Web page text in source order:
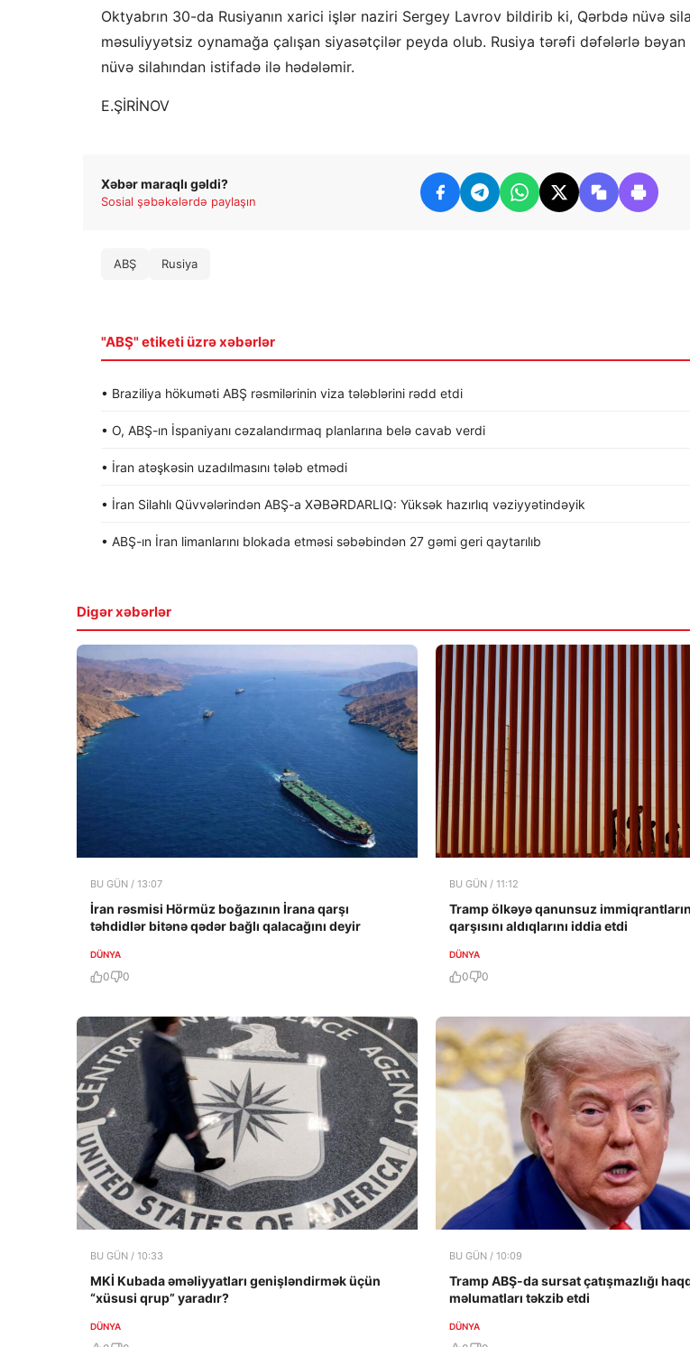
Oktyabrın 30-da Rusiyanın xarici işlər naziri Sergey Lavrov bildirib ki, Qərbdə nüvə
məsuliyyətsiz oynamağa çalışan siyasətçilər peyda olub. Rusiya tərəfi dəfələrlə
nüvə silahından istifadə ilə hədələmir.
E.ŞİRİNOV
Xəbər maraqlı gəldi?
Sosial şəbəkələrdə paylaşın
ABŞ Rusiya
"ABŞ" etiketi üzrə xəbərlər
• Braziliya hökuməti ABŞ rəsmilərinin viza tələblərini rədd etdi
• O, ABŞ-ın İspaniyanı cəzalandırmaq planlarına belə cavab verdi
• İran atəşkəsin uzadılmasını tələb etmədi
• İran Silahlı Qüvvələrindən ABŞ-a XƏBƏRDARLIQ: Yüksək hazırlıq vəziyyətindəyik
• ABŞ-ın İran limanlarını blokada etməsi səbəbindən 27 gəmi geri qaytarılıb
Digər xəbərlər
BU GÜN / 13:07
İran rəsmisi Hörmüz boğazının İrana qarşı
təhdidlər bitənə qədər bağlı qalacağını deyir
DÜNYA
0 0
BU GÜN / 11:12
Tramp ölkəyə qanunsuz
qarşısını aldıqlarını iddia etdi
DÜNYA
0 0
BU GÜN / 10:33
MKİ Kubada əməliyyatları genişləndirmək üçün
“xüsusi qrup” yaradır?
DÜNYA
BU GÜN / 10:09
Tramp ABŞ-da sursat çatışmazlığı
məlumatları təkzib etdi
DÜNYA